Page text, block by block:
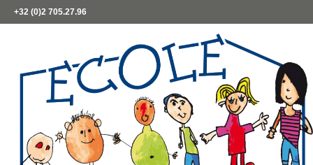
+32 (0)2 705.27.96